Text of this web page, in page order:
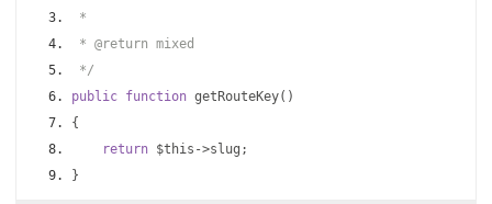
*
* @return mixed
*/
public function getRouteKey()
{
return $this ->slug ;
}